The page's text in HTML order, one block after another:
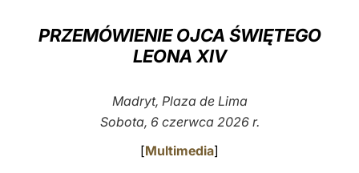
PRZEMÓWIENIE OJCA ŚWIĘTEGO
LEONA XIV
Madryt, Plaza de Lima
Sobota, 6 czerwca 2026 r.
[Multimedia]